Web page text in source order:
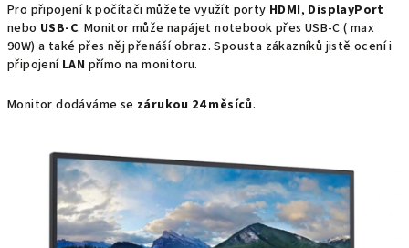
Pro připojení k počítači můžete využít porty HDMI, DisplayPort
nebo USB-C. Monitor může napájet notebook přes USB-C ( max
90W) a také přes něj přenáší obraz. Spousta zákazníků jistě ocení i
připojení LAN přímo na monitoru.
Monitor dodáváme se zárukou 24 měsíců.